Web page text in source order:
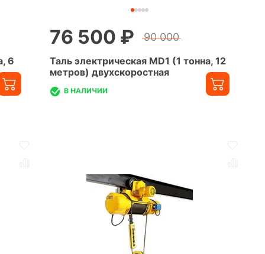
6
Таль электрическая MD1 (1 тонна, 12
метров) двухскоростная
В НАЛИЧИИ
76 500 ₽ 90 000